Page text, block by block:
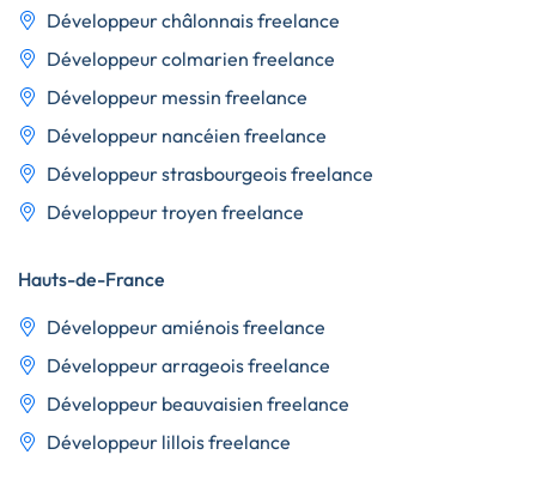
Développeur châlonnais freelance
Développeur colmarien freelance
Développeur messin freelance
Développeur nancéien freelance
Développeur strasbourgeois freelance
Développeur troyen freelance
Hauts-de-France
Développeur amiénois freelance
Développeur arrageois freelance
Développeur beauvaisien freelance
Développeur lillois freelance